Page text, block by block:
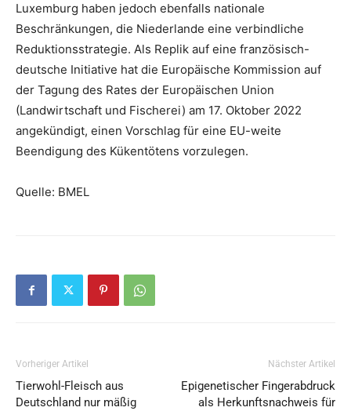
Luxemburg haben jedoch ebenfalls nationale
Beschränkungen, die Niederlande eine verbindliche
Reduktionsstrategie. Als Replik auf eine französisch-
deutsche Initiative hat die Europäische Kommission auf
der Tagung des Rates der Europäischen Union
(Landwirtschaft und Fischerei) am 17. Oktober 2022
angekündigt, einen Vorschlag für eine EU-weite
Beendigung des Kükentötens vorzulegen.
Quelle: BMEL
Vorheriger Artikel
Tierwohl-Fleisch aus
Deutschland nur mäßig
Nächster Artikel
Epigenetischer Fingerabdruck
als Herkunftsnachweis für